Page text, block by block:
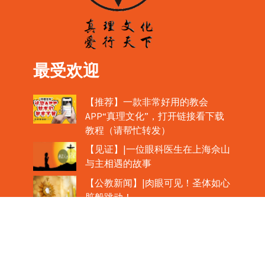
最受欢迎
【推荐】一款非常好用的教会
APP“真理文化”，打开链接看下载
教程（请帮忙转发）
【见证】|一位眼科医生在上海佘山
与主相遇的故事
【公教新闻】|肉眼可见！圣体如心
脏般跳动！